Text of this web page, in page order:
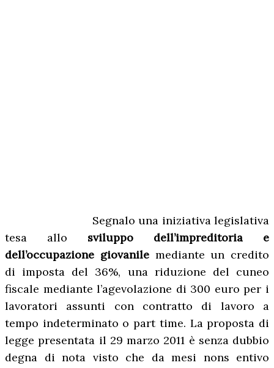
Segnalo una iniziativa legislativa
tesa allo sviluppo dell’impreditoria e
dell’occupazione giovanilemediante un credito
di imposta del 36%, una riduzione del cuneo
fiscale mediante l’agevolazione di 300 euro per i
lavoratori assunti con contratto di lavoro a
tempo indeterminato o part time. La proposta di
legge presentata il 29 marzo 2011 è senza dubbio
degna di nota visto che da mesi nons entivo